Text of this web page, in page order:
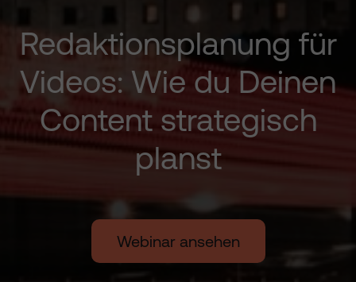
Redaktionsplanung für
Videos: Wie du Deinen
Content strategisch
planst
Webinar ansehen